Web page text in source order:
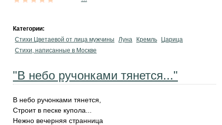
Категории:
Стихи Цветаевой от лица мужчины
Луна Кремль
Царица
Стихи, написанные в Москве
"В небо ручонками тянется..."
В небо ручонками тянется,
Строит в песке купола...
Нежно вечерняя странница